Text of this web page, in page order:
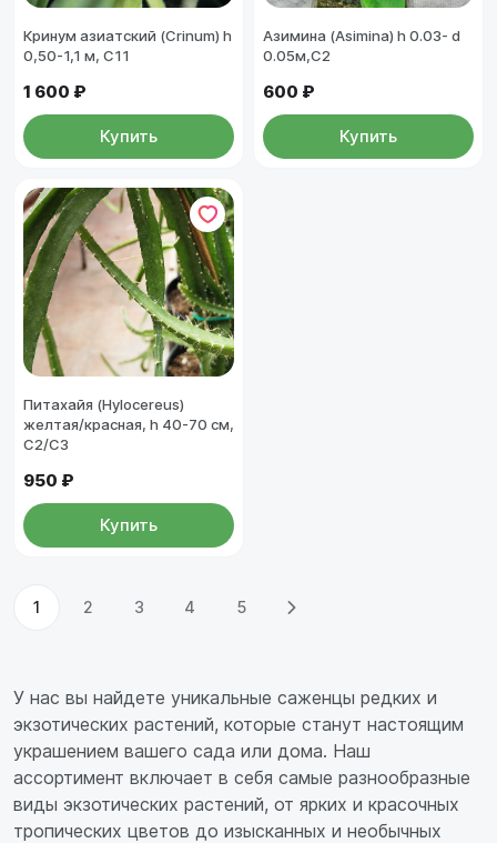
Кринум азиатский (Crinum) h
0,50-1,1 м, С11
1 600 ₽
Купить
Азимина (Asimina) h 0.03- d
0.05м,С2
600 ₽
Купить
Питахайя (Hylocereus)
желтая/красная, h 40-70 см,
С2/C3
950 ₽
Купить
1 2 3 4 5
У нас вы найдете уникальные саженцы редких и
экзотических растений, которые станут настоящим
украшением вашего сада или дома. Наш
ассортимент включает в себя самые разнообразные
виды экзотических растений, от ярких и красочных
тропических цветов до изысканных и необычных